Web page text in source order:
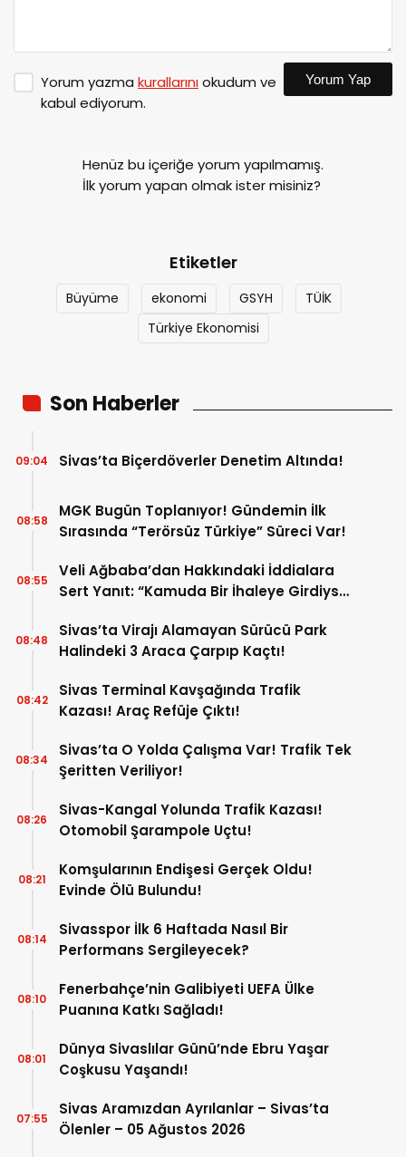
Yorum yazma kurallarınıokudum ve
kabul ediyorum.
Yorum Yap
Henüz bu içeriğe yorum yapılmamış.
İlk yorum yapan olmak ister misiniz?
Etiketler
Büyüme ekonomi GSYH
TÜİK
Türkiye Ekonomisi
Son Haberler
Sivas’ta Biçerdöverler Denetim Altında!
09:04
MGK Bugün Toplanıyor! Gündemin İlk
Sırasında “Terörsüz Türkiye” Süreci Var!
08:58
Veli Ağbaba’dan Hakkındaki İddialara
Sert Yanıt: “Kamuda Bir İhaleye Girdiysek
08:55
Sivas’ta Virajı Alamayan Sürücü Park
Halindeki 3 Araca Çarpıp Kaçtı!
08:48
Sivas Terminal Kavşağında Trafik
Kazası! Araç Refüje Çıktı!
08:42
Sivas’ta O Yolda Çalışma Var! Trafik Tek
Şeritten Veriliyor!
08:34
Sivas-Kangal Yolunda Trafik Kazası!
Otomobil Şarampole Uçtu!
08:26
Komşularının Endişesi Gerçek Oldu!
Evinde Ölü Bulundu!
08:21
Sivasspor İlk 6 Haftada Nasıl Bir
Performans Sergileyecek?
08:14
Fenerbahçe’nin Galibiyeti UEFA Ülke
Puanına Katkı Sağladı!
08:10
Dünya Sivaslılar Günü’nde Ebru Yaşar
Coşkusu Yaşandı!
08:01
Sivas Aramızdan Ayrılanlar – Sivas’ta
Ölenler – 05 Ağustos 2026
07:55